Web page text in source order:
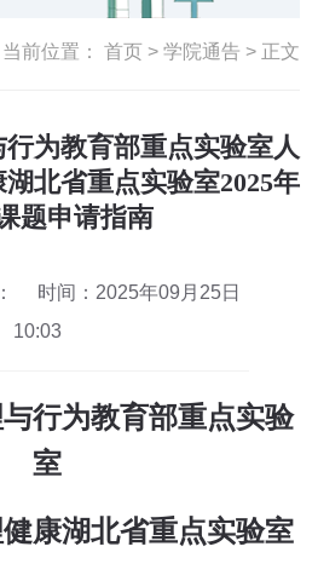
当前位置： 首页 > 学院通告 > 正文
为教育部重点实验室人
北省重点实验室2025年
题申请指南
时间：2025年09月25日
10:03
行为教育部重点实验
室
康湖北省重点实验室